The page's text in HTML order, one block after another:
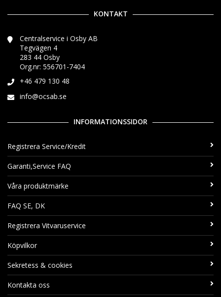
KONTAKT
Centralservice i Osby AB
Tegvägen 4
283 44 Osby
Org.nr: 556701-7404
+46 479 130 48
info@ocsab.se
INFORMATIONSSIDOR
Registrera Service/Kredit
Garanti,Service FAQ
Våra produktmärke
FAQ SE, DK
Registrera Vitvaruservice
Köpvilkor
Sekretess & cookies
Kontakta oss